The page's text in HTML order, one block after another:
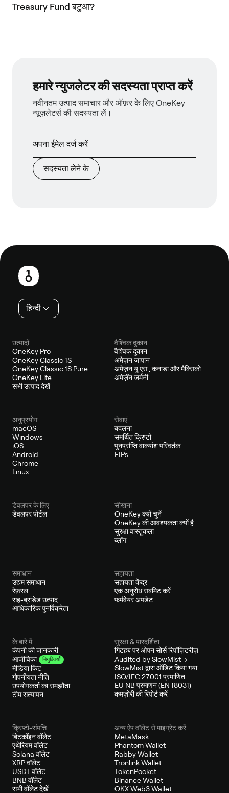
Treasury Fund बटुआ?
हमारे न्युजलेटर की सदस्यता प्राप्त करें
नवीनतम उत्पाद समाचार और ऑफ़र के लिए OneKey
न्यूज़लेटर्स की सदस्यता लें।
सदस्यता लेने के
फ़ुटबाल
हिन्दी
उत्पादों
OneKey Pro
OneKey Classic 1S
OneKey Classic 1S Pure
OneKey Lite
सभी उत्पाद देखें
वैश्विक दुकान
वैश्विक दुकान
अमेज़न जापान
अमेज़न यू.एस., कनाडा और मैक्सिको
अमेज़ॅन जर्मनी
अनुप्रयोग
macOS
Windows
iOS
Android
Chrome
Linux
सेवाएं
बदलना
समर्थित क्रिप्टो
पुनर्प्राप्ति वाक्यांश परिवर्तक
EIPs
डेवलपर के लिए
डेवलपर पोर्टल
सीखना
OneKey क्यों चुनें
OneKey की आवश्यकता क्यों है
सुरक्षा वास्तुकला
ब्लॉग
समाधान
उद्यम समाधान
रेफ़रल
सह-ब्रांडेड उत्पाद
आधिकारिक पुनर्विक्रेता
सहायता
सहायता केंद्र
एक अनुरोध सबमिट करें
फर्मवेयर अपडेट
के बारे में
कंपनी की जानकारी
आजीविका
नियुक्तियाँ
मीडिया किट
गोपनीयता नीति
उपयोगकर्ता का समझौता
टीम सत्यापन
सुरक्षा & पारदर्शिता
गिटहब पर ओपन सोर्स रिपॉज़िटरीज़
Audited by SlowMist →
SlowMist द्वारा ऑडिट किया गया
ISO/IEC 27001 प्रमाणित
EU NB प्रमाणन (EN 18031)
कमज़ोरी की रिपोर्ट करें
क्रिप्टो-संपत्ति
बिटकॉइन वॉलेट
एथेरियम वॉलेट
Solana वॉलेट
XRP वॉलेट
USDT वॉलेट
BNB वॉलेट
सभी वॉलेट देखें
अन्य ऐप वॉलेट से माइग्रेट करें
MetaMask
Phantom Wallet
Rabby Wallet
Tronlink Wallet
TokenPocket
Binance Wallet
OKX Web3 Wallet